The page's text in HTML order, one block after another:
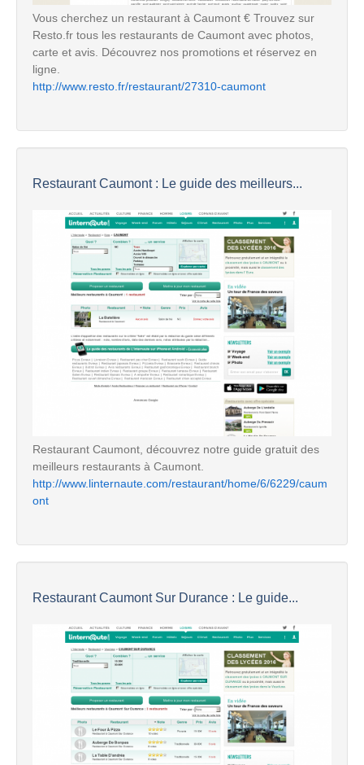
Vous cherchez un restaurant à Caumont € Trouvez sur
Resto.fr tous les restaurants de Caumont avec photos,
carte et avis. Découvrez nos promotions et réservez en
ligne.
http://www.resto.fr/restaurant/27310-caumont
Restaurant Caumont : Le guide des meilleurs...
Restaurant Caumont, découvrez notre guide gratuit des
meilleurs restaurants à Caumont.
http://www.linternaute.com/restaurant/home/6/6229/caum
ont
Restaurant Caumont Sur Durance : Le guide...